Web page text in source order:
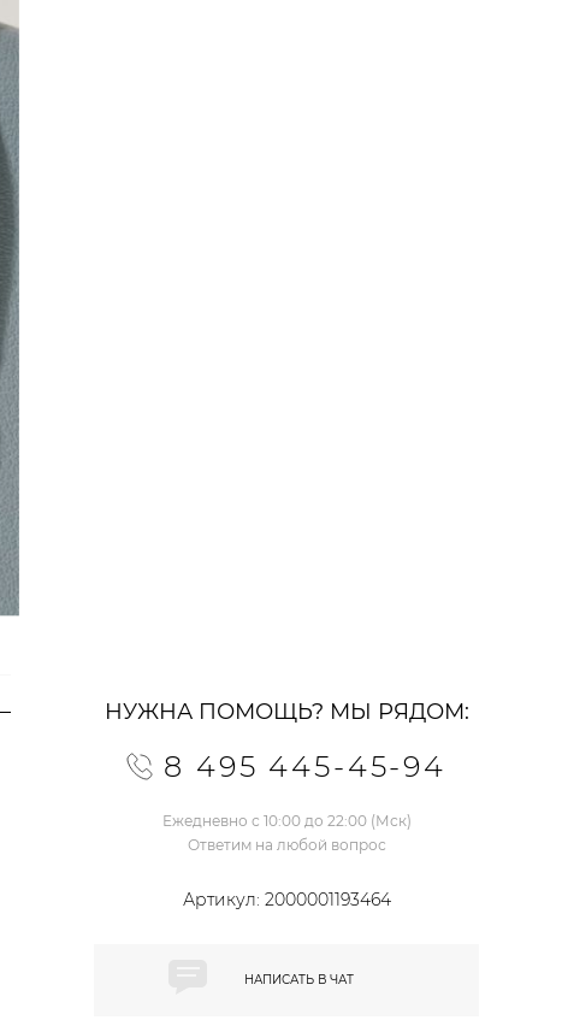
НУЖНА ПОМОЩЬ? МЫ РЯДОМ:
8 495 445-45-94
Ежедневно с 10:00 до 22:00 (Мск)
Ответим на любой вопрос
Артикул: 2000001193464
НАПИСАТЬ В ЧАТ